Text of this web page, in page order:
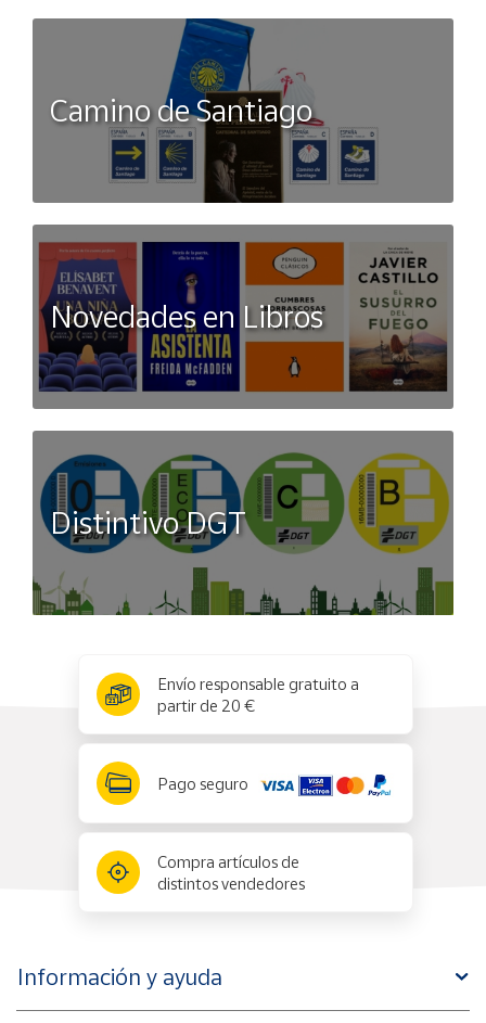
Camino de Santiago
Novedades en Libros
Distintivo DGT
Envío responsable gratuito a
partir de 20 €
Pago seguro
Compra artículos de
distintos vendedores
Información y ayuda